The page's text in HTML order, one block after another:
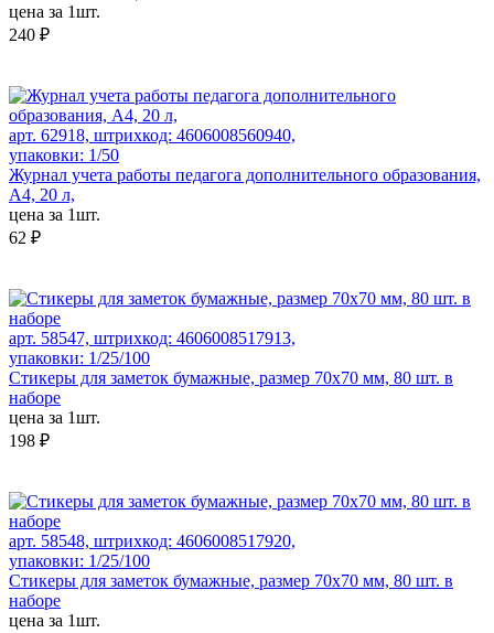
цена за 1шт.
240 ₽
арт. 62918, штрихкод: 4606008560940,
упаковки: 1/50
Журнал учета работы педагога дополнительного образования,
А4, 20 л,
цена за 1шт.
62 ₽
арт. 58547, штрихкод: 4606008517913,
упаковки: 1/25/100
Стикеры для заметок бумажные, размер 70х70 мм, 80 шт. в
наборе
цена за 1шт.
198 ₽
арт. 58548, штрихкод: 4606008517920,
упаковки: 1/25/100
Стикеры для заметок бумажные, размер 70х70 мм, 80 шт. в
наборе
цена за 1шт.